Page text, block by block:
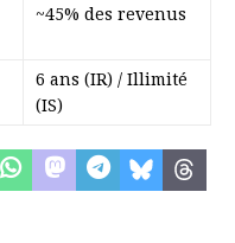
~45% des revenus
6 ans (IR) / Illimité
(IS)